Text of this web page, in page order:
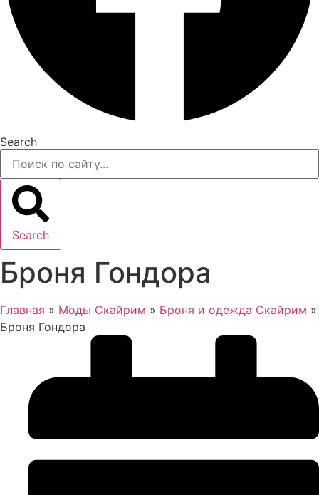
Search
Search
Броня Гондора
Главная » Моды Скайрим » Броня и одежда Скайрим »
Броня Гондора